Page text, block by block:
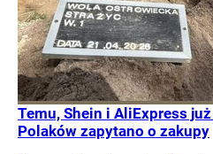
Temu, Shein i AliExpress
Polaków zapytano o zakupy